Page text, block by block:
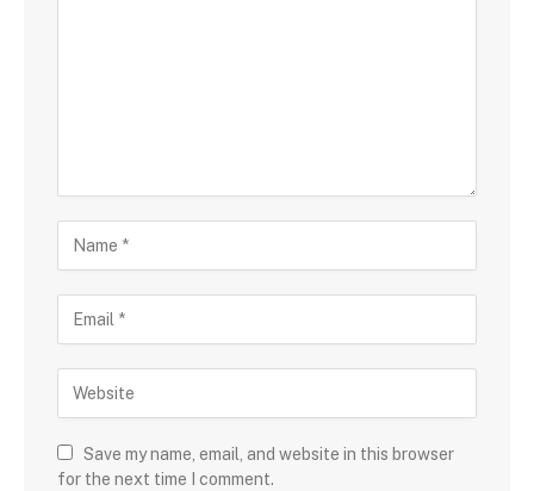
Save my name, email, and website in this browser
for the next time I comment.